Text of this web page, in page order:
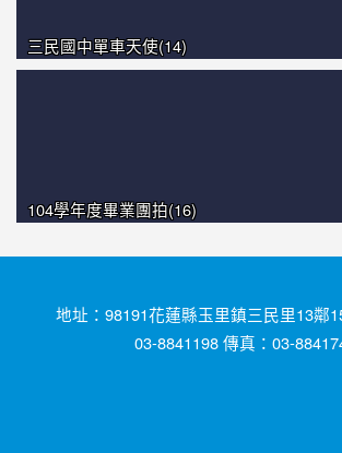
三民國中單車天使(14)
104學年度畢業團拍(16)
地址：98191花蓮縣玉里鎮三民里13鄰
03-8841198 傳真：03-